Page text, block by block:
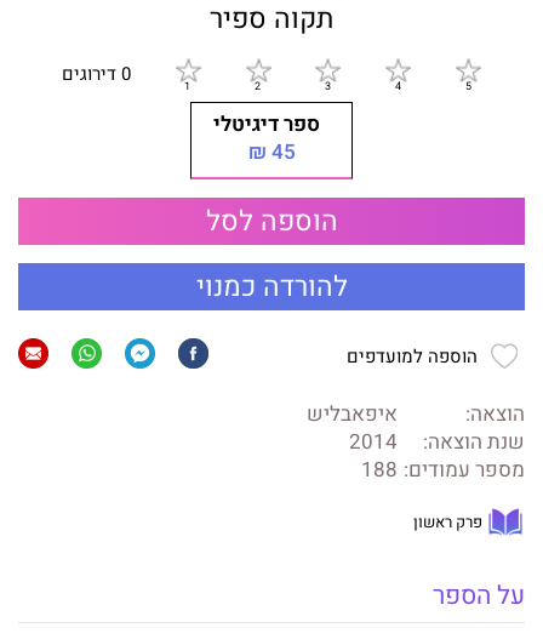
תקוה ספיר
0 דירוגים
ספר דיגיטלי
45 ₪
הוספה לסל
להורדה כמנוי
הוספה למועדפים
הוצאה:
איפאבליש
שנת הוצאה:
2014
מספר עמודים: 188
פרק ראשון
על הספר